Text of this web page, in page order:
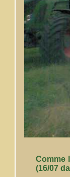
Comme
(16/07